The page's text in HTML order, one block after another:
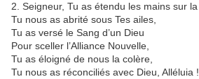
2. Seigneur, Tu as étendu les mains sur la
Tu nous as abrité sous Tes ailes,
Tu as versé le Sang d’un Dieu
Pour sceller l’Alliance Nouvelle,
Tu as éloigné de nous la colère,
Tu nous as réconciliés avec Dieu, Alléluia !